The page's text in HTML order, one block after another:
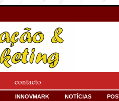
contacto
INNOVMARK NOTÍCIAS